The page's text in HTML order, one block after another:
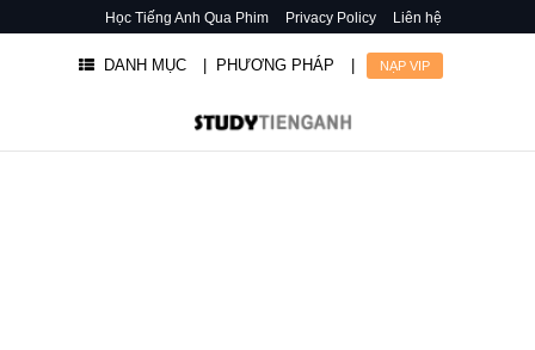
Học Tiếng Anh Qua Phim Privacy Policy Liên hệ
DANH MỤC | PHƯƠNG PHÁP NẠP VIP